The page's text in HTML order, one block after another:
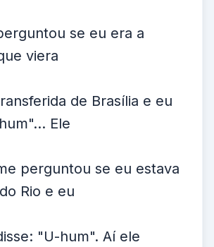
se eu era a
viera
de Brasília e eu
Ele
perguntou se eu estava
Rio e eu
"U-hum". Aí ele